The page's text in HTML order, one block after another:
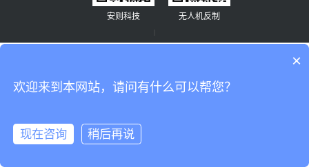
安则科技 无人机反制
×
欢迎来到本网站，请问有什么可以帮您？
现在咨询 稍后再说